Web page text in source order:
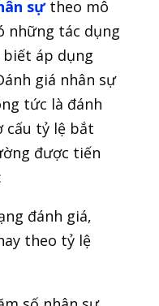
sựtheo mô
những tác dụng
biết áp dụng
giá nhân sự
tức là đánh
cấu tỷ lệ bắt
được tiến
đánh giá,
theo tỷ lệ